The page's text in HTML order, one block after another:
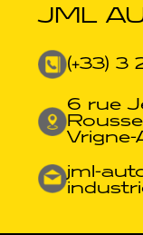
JML
(+33) 3
6 rue
Vrigne-
jml-